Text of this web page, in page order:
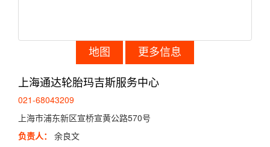
地图 更多信息
上海通达轮胎玛吉斯服务中心
021-68043209
上海市浦东新区宣桥宣黄公路570号
负责人：
余良文